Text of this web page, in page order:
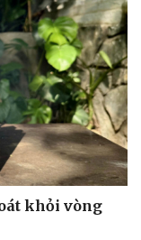
khỏi vòng